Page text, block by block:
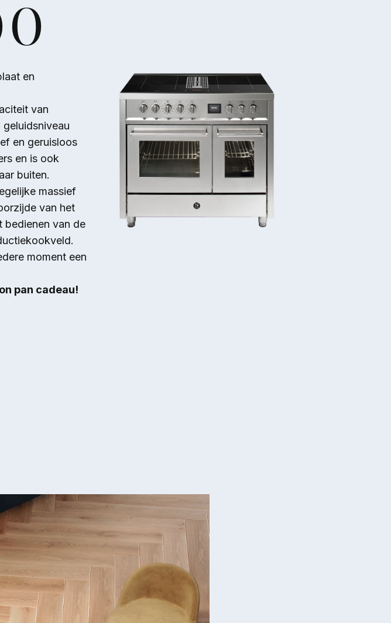
en
van
en geruisloos
en is ook
buiten.
massief
van het
bedienen van de
moment een
pan cadeau!